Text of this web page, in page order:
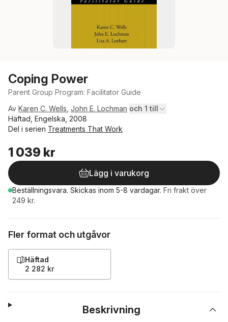
Coping Power
Parent Group Program: Facilitator Guide
Av Karen C. Wells John E. Lochman och 1 till
Häftad, Engelska, 2008
Del i serien Treatments That Work
1 039 kr
Lägg i varukorg
Beställningsvara. Skickas inom 5-8 vardagar. Fri frakt över
249 kr.
Fler format och utgåvor
Häftad
2 282 kr
Beskrivning